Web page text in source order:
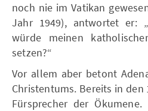
noch nie im Vatikan
Jahr 1949), antwortet er:
würde meinen
setzen?“
Vor allem aber betont
Christentums. Bereits in den
Fürsprecher der